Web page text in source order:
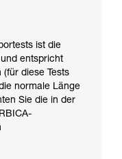
ist die
entspricht
diese Tests
normale Länge
Sie die in der